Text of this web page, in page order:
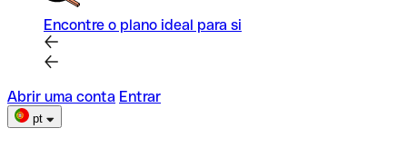
Encontre o plano ideal para si
Abrir uma conta Entrar
pt